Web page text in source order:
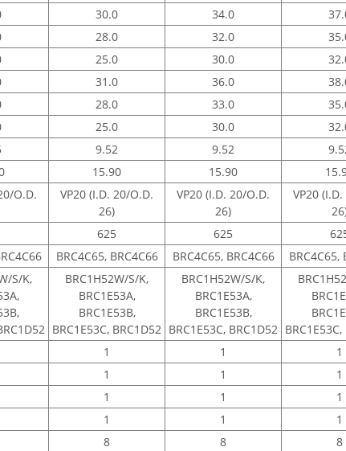
30.0 34.0
28.0 32.0
25.0 30.0
31.0 36.0
28.0 33.0
25.0 30.0
9.52 9.52
15.90 15.90
O.D.
VP20 (I.D. 20/O.D.
26)
VP20 (I.D. 20/O.D.
26)
VP20
625 625
BRC4C65, BRC4C66 BRC4C65, BRC4C66 BRC4C65,
S/K,
BRC1H52W/S/K,
BRC1E53A,
BRC1E53B,
BRC1E53C, BRC1D52
BRC1H52W/S/K,
BRC1E53A,
BRC1E53B,
BRC1E53C, BRC1D52
1 1
1
1 1
1
1 1
1
1 1
1
8 8
8